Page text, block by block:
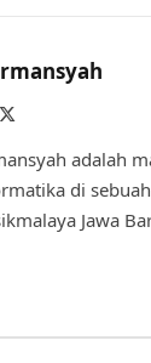
adalah
di
Jawa